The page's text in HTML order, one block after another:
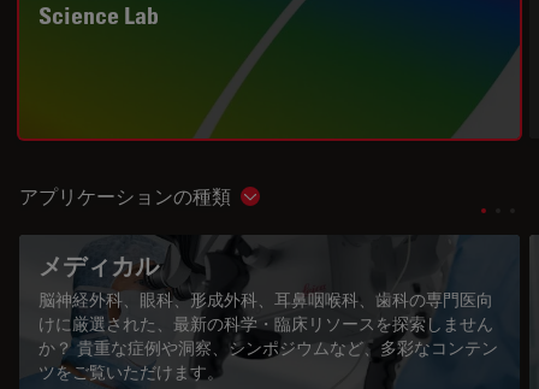
Science Lab
アプリケーションの種類 Show subnavigation
メディカル
脳神経外科、眼科、形成外科、耳鼻咽喉科、歯科の専門医向
けに厳選された、最新の科学・臨床リソースを探索しません
か？ 貴重な症例や洞察、シンポジウムなど、多彩なコンテン
ツをご覧いただけます。